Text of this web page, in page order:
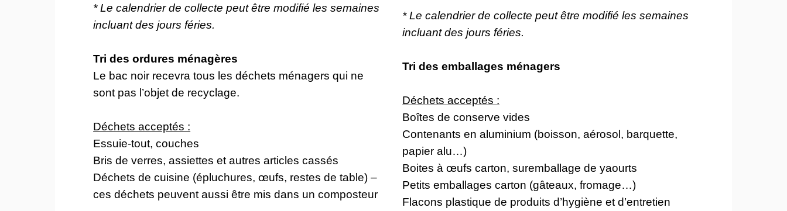
* Le calendrier de collecte peut être modifié les semaines
incluant des jours féries.
Tri des ordures ménagères
Le bac noir recevra tous les déchets ménagers qui ne
sont pas l’objet de recyclage.
Déchets acceptés :
Essuie-tout, couches
Bris de verres, assiettes et autres articles cassés
Déchets de cuisine (épluchures, œufs, restes de table) –
ces déchets peuvent aussi être mis dans un composteur
* Le calendrier de collecte peut être modifié les semaines
incluant des jours féries.
Tri des emballages ménagers
Déchets acceptés :
Boîtes de conserve vides
Contenants en aluminium (boisson, aérosol, barquette,
papier alu…)
Boites à œufs carton, suremballage de yaourts
Petits emballages carton (gâteaux, fromage…)
Flacons plastique de produits d’hygiène et d’entretien